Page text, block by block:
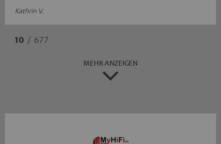
Kathrin V.
10 / 677
MEHR ANZEIGEN